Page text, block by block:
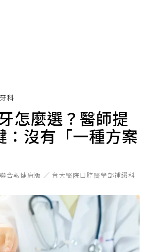
牙科
怎麼選？醫師提
：沒有「一種方案
聯合報健康版 ／ 台大醫院口腔醫學部補綴科